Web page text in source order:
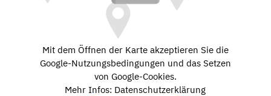
Mit dem Öffnen der Karte akzeptieren Sie die
Google-Nutzungsbedingungen und das Setzen
von Google-Cookies.
Mehr Infos: Datenschutzerklärung